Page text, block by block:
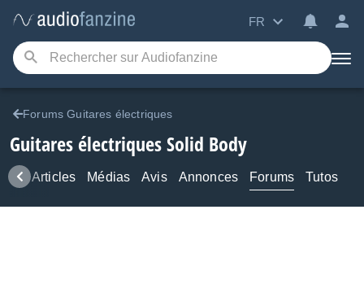
FR
Forums Guitares électriques
Guitares électriques Solid Body
Articles Médias Avis Annonces Forums Tutos